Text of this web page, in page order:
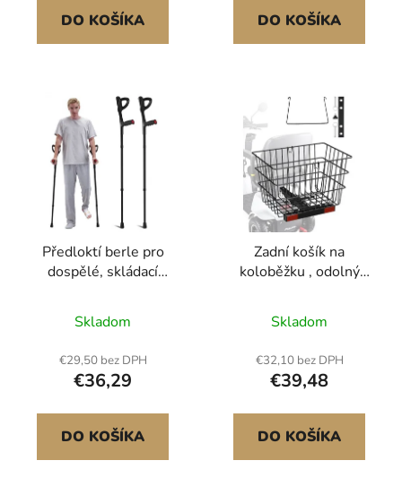
příslušenství pro
DO KOŠÍKA
mazlíčků, ovoce a
DO KOŠÍKA
Předloktí berle pro
dospělé, skládací
10stupňovou
nastavitelnou výškou,
lehké hliníkové lékařské
berle s otevřenou
manžetou pro poranění
nohou, invalidní, 1 pár,
350 liber
Skladom
€29,50 bez DPH
€36,29
DO KOŠÍKA
Zadní košík na
koloběžku , odolný
rukojetí, prostorný
nákladový koš,
kompatibilní s
1palcovým přijímačem,
kompatibilní s většinou
koloběžek Golden,
Drive a Pride Mobility.
Skladom
€32,10 bez DPH
€39,48
DO KOŠÍKA